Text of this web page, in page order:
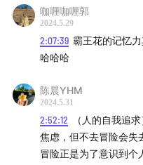
电影《春光乍泄》
电影《最爽的一天》
电影《在西伯利亚的森林
纪录片《我的章鱼老师》
综艺cut《李雪琴刘亦菲
咖喱咖喱郭
2024.5.29
2:07:39 霸王花的记忆
哈哈哈
陈晨YHM
2024.5.31
2:52:12
（人的自我追
焦虑，但不去冒险会失
冒险正是为了意识到个